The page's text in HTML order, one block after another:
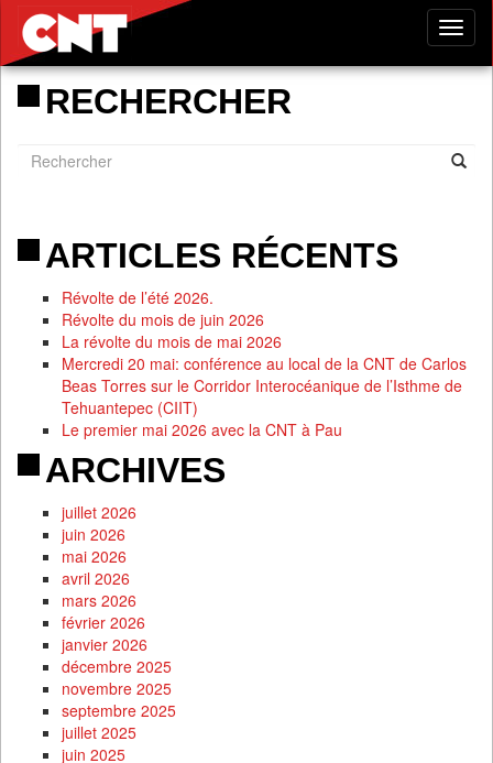
RECHERCHER
ARTICLES RÉCENTS
Révolte de l’été 2026.
Révolte du mois de juin 2026
La révolte du mois de mai 2026
Mercredi 20 mai: conférence au local de la CNT de Carlos
Beas Torres sur le Corridor Interocéanique de l’Isthme de
Tehuantepec (CIIT)
Le premier mai 2026 avec la CNT à Pau
ARCHIVES
juillet 2026
juin 2026
mai 2026
avril 2026
mars 2026
février 2026
janvier 2026
décembre 2025
novembre 2025
septembre 2025
juillet 2025
juin 2025